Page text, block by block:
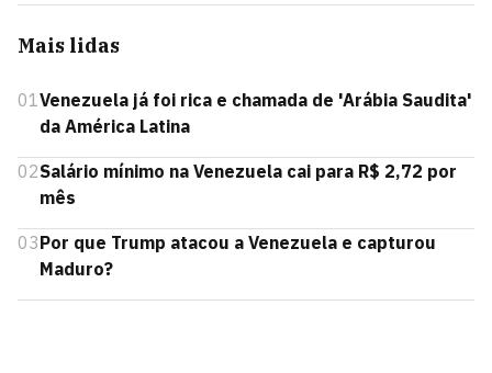
Mais lidas
01Venezuela já foi rica e chamada de 'Arábia Saudita'
da América Latina
02Salário mínimo na Venezuela cai para R$ 2,72 por
mês
03Por que Trump atacou a Venezuela e capturou
Maduro?